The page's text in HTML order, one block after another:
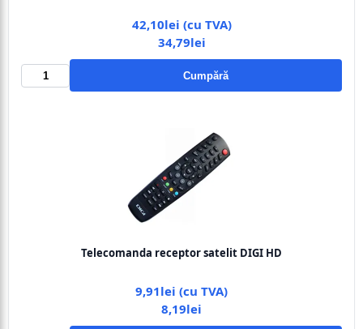
42,10lei (cu TVA)
34,79lei
Cumpără
Telecomanda receptor satelit DIGI HD
9,91lei (cu TVA)
8,19lei